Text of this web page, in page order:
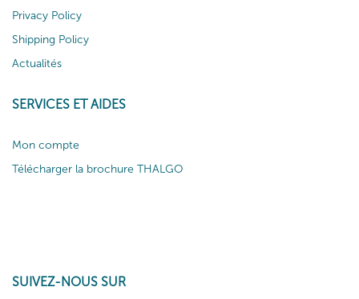
Privacy Policy
Shipping Policy
Actualités
SERVICES ET AIDES
Mon compte
Télécharger la brochure THALGO
SUIVEZ-NOUS SUR